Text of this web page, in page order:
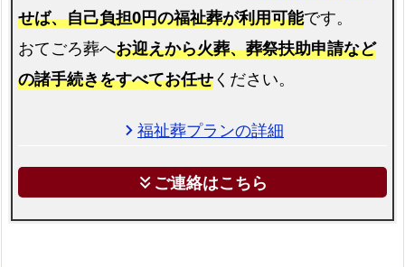
福
岡
市
央
で
の
自
せば、自己負担0円の福祉葬が利用可能です。
おてごろ葬へお迎えから火葬、葬祭扶助申請など
の諸手続きをすべてお任せください。
chevron_right福祉葬プランの詳細
keyboard_double_arrow_downご連絡はこちら